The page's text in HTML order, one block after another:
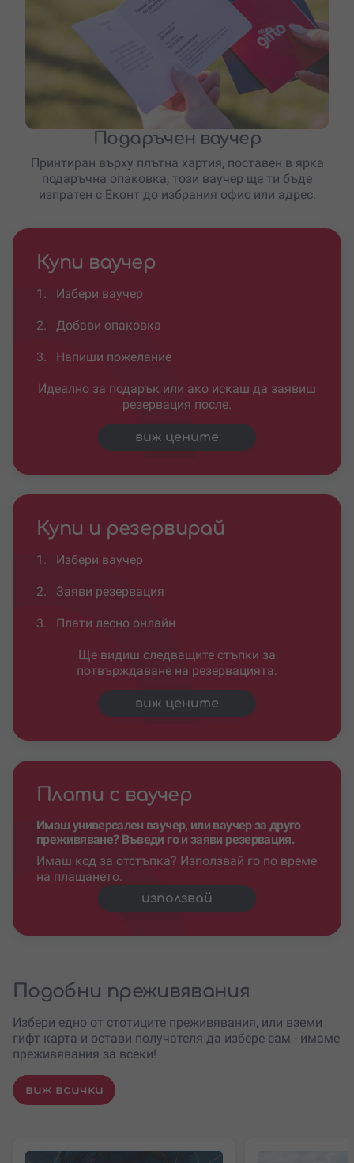
Подаръчен ваучер
Принтиран върху плътна хартия, поставен в ярка
подаръчна опаковка, този ваучер ще ти бъде
изпратен с Еконт до избрания офис или адрес.
Купи ваучер
1. Избери ваучер
2. Добави опаковка
3. Напиши пожелание
Идеално за подарък или ако искаш да заявиш
резервация после.
виж цените
Купи и резервирай
1. Избери ваучер
2. Заяви резервация
3. Плати лесно онлайн
Ще видиш следващите стъпки за
потвърждаване на резервацията.
виж цените
Плати с ваучер
Имаш универсален ваучер, или ваучер за друго
преживяване? Въведи го и заяви резервация.
Имаш код за отстъпка? Използвай го по време
на плащането.
използвай
Подобни преживявания
Избери едно от стотиците преживявания, или вземи
гифт карта и остави получателя да избере сам - имаме
преживявания за всеки!
виж всички